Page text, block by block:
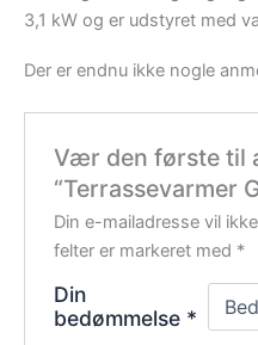
3,1 kW og er udstyret med
Der er endnu ikke nogle
Vær den første til
“Terrassevarmer
Din e-mailadresse vil
felter er markeret med *
Din
bedømmelse *